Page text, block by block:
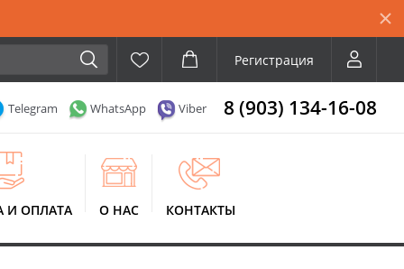
Регистрация
Telegram WhatsApp Viber 8 (903) 134-16-08
И ОПЛАТА О НАС КОНТАКТЫ